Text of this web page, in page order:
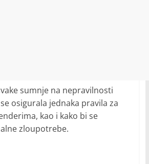
sumnje na nepravilnosti
osigurala jednaka pravila za
kao i kako bi se
zloupotrebe.